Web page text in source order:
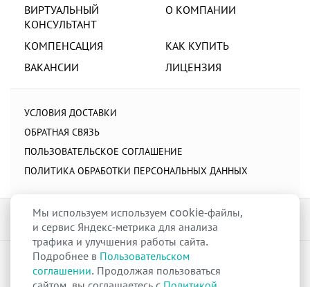
ВИРТУАЛЬНЫЙ
КОНСУЛЬТАНТ
О КОМПАНИИ
КОМПЕНСАЦИЯ
КАК КУПИТЬ
ВАКАНСИИ
ЛИЦЕНЗИЯ
УСЛОВИЯ ДОСТАВКИ
ОБРАТНАЯ СВЯЗЬ
ПОЛЬЗОВАТЕЛЬСКОЕ СОГЛАШЕНИЕ
ПОЛИТИКА ОБРАБОТКИ ПЕРСОНАЛЬНЫХ ДАННЫХ
raduga-ural.ru ©
Группа компаний Радуга
ЛицензияЛ042-00110-77/00263680 от 07 декабря 2017 г.
Мы используем используем cookie-файлы,
и сервис Яндекс-метрика для анализа
трафика и улучшения работы сайта.
Подробнее в Пользовательском
соглашении. Продолжая пользоваться